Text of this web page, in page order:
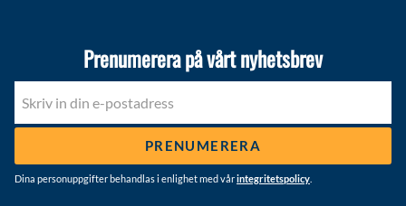
Prenumerera på vårt nyhetsbrev
PRENUMERERA
Dina personuppgifter behandlas i enlighet med vårintegritetspolicy